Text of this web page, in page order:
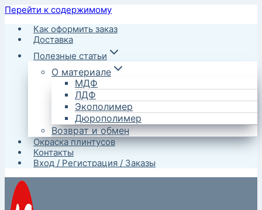
Перейти к содержимому
Как оформить заказ
Доставка
Полезные статьи
О материале
МДФ
ЛДФ
Экополимер
Дюрополимер
Возврат и обмен
Окраска плинтусов
Контакты
Вход / Регистрация / Заказы